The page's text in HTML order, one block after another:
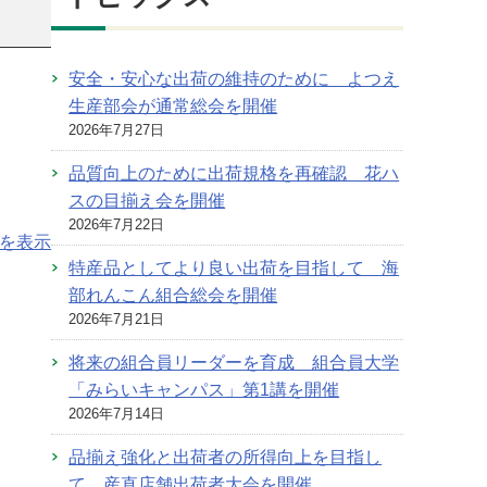
表示
安全・安心な出荷の維持のために よつえ
生産部会が通常総会を開催
2026年7月27日
品質向上のために出荷規格を再確認 花ハ
スの目揃え会を開催
2026年7月22日
特産品としてより良い出荷を目指して 海
部れんこん組合総会を開催
2026年7月21日
将来の組合員リーダーを育成 組合員大学
「みらいキャンパス」第1講を開催
2026年7月14日
品揃え強化と出荷者の所得向上を目指し